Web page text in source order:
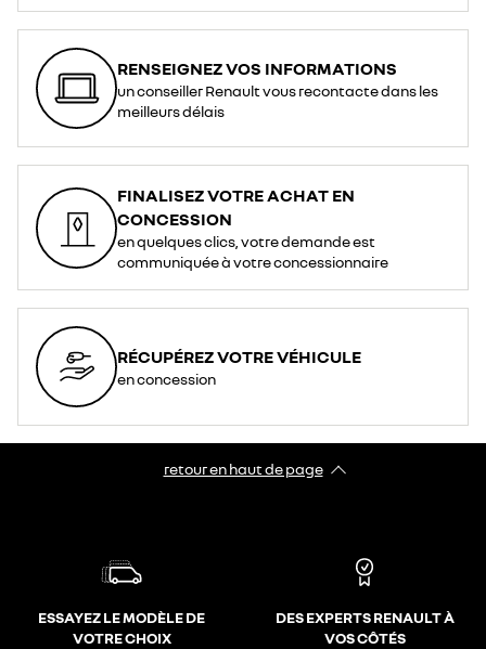
RENSEIGNEZ VOS INFORMATIONS
un conseiller Renault vous recontacte dans les
meilleurs délais
FINALISEZ VOTRE ACHAT EN
CONCESSION
en quelques clics, votre demande est
communiquée à votre concessionnaire
RÉCUPÉREZ VOTRE VÉHICULE
en concession
retour en haut de page​
ESSAYEZ LE MODÈLE DE
VOTRE CHOIX
DES EXPERTS RENAULT À
VOS CÔTÉS